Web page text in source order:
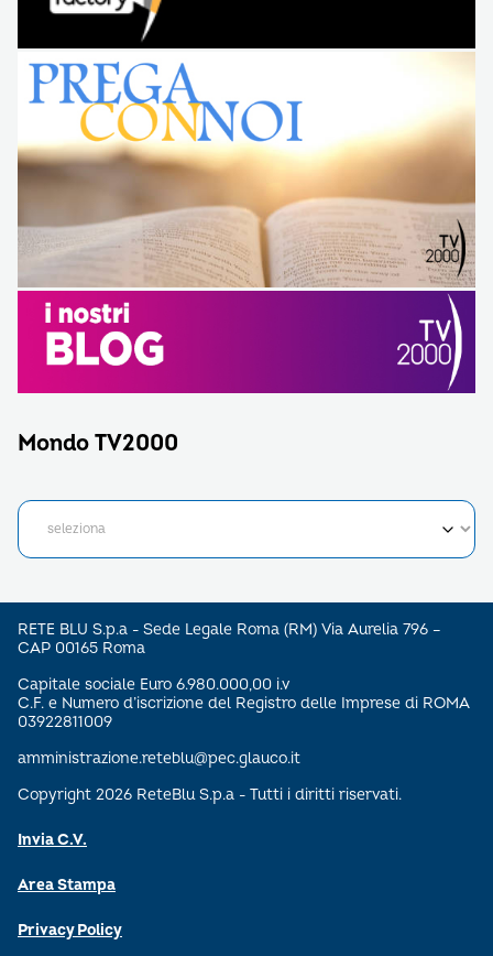
Mondo TV2000
RETE BLU S.p.a - Sede Legale Roma (RM) Via Aurelia 796 –
CAP 00165 Roma
Capitale sociale Euro 6.980.000,00 i.v
C.F. e Numero d’iscrizione del Registro delle Imprese di ROMA
03922811009
amministrazione.reteblu@pec.glauco.it
Copyright 2026 ReteBlu S.p.a - Tutti i diritti riservati.
Invia C.V.
Area Stampa
Privacy Policy